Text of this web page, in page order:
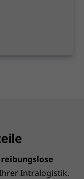
reibungslose
Intralogistik.